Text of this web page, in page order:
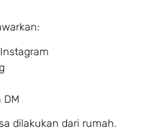
dilakukan dari rumah.